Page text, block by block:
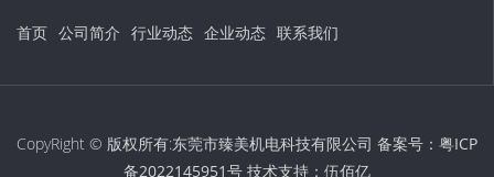
首页 公司简介 行业动态 企业动态 联系我们
CopyRight © 版权所有:东莞市臻美机电科技有限公司 备案号： 粤ICP
备2022145951号 技术支持： 伍佰亿